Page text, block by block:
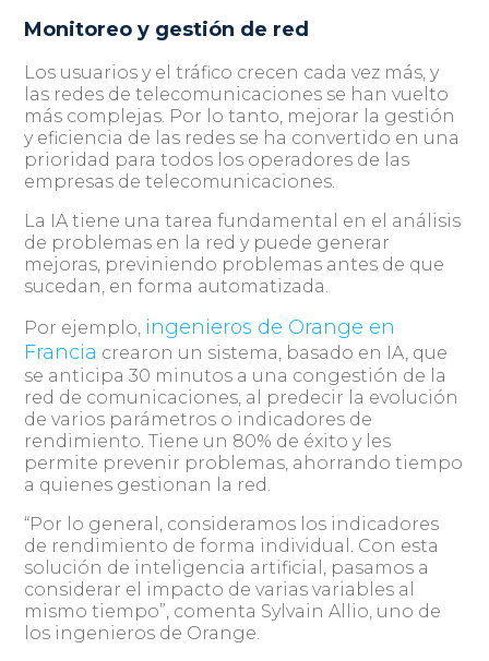
Monitoreo y gestión de red
Los usuarios y el tráfico crecen cada vez más, y
las redes de telecomunicaciones se han vuelto
más complejas. Por lo tanto, mejorar la gestión
y eficiencia de las redes se ha convertido en una
prioridad para todos los operadores de las
empresas de telecomunicaciones.
La IA tiene una tarea fundamental en el análisis
de problemas en la red y puede generar
mejoras, previniendo problemas antes de que
sucedan, en forma automatizada.
Por ejemplo, ingenieros de Orange en
Francia crearon un sistema, basado en IA, que
se anticipa 30 minutos a una congestión de la
red de comunicaciones, al predecir la evolución
de varios parámetros o indicadores de
rendimiento. Tiene un 80% de éxito y les
permite prevenir problemas, ahorrando tiempo
a quienes gestionan la red.
“Por lo general, consideramos los indicadores
de rendimiento de forma individual. Con esta
solución de inteligencia artificial, pasamos a
considerar el impacto de varias variables al
mismo tiempo”, comenta Sylvain Allio, uno de
los ingenieros de Orange.